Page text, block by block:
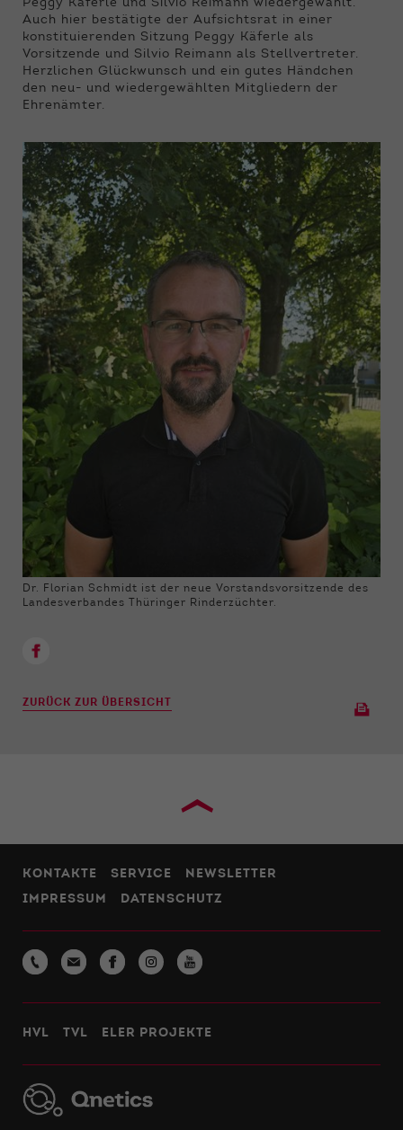
Peggy Käferle und Silvio Reimann wiedergewählt.
Auch hier bestätigte der Aufsichtsrat in einer
konstituierenden Sitzung Peggy Käferle als
Vorsitzende und Silvio Reimann als Stellvertreter.
Herzlichen Glückwunsch und ein gutes Händchen
den neu- und wiedergewählten Mitgliedern der
Ehrenämter.
Dr. Florian Schmidt ist der neue Vorstandsvorsitzende des
Landesverbandes Thüringer Rinderzüchter.
ZURÜCK ZUR ÜBERSICHT
›
KONTAKTE SERVICE
NEWSLETTER
IMPRESSUM
DATENSCHUTZ
HVL TVL ELER PROJEKTE